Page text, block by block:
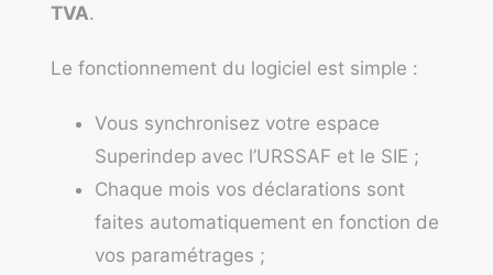
TVA.
Le fonctionnement du logiciel est simple :
Vous synchronisez votre espace
Superindep avec l’URSSAF et le SIE ;
Chaque mois vos déclarations sont
faites automatiquement en fonction de
vos paramétrages ;